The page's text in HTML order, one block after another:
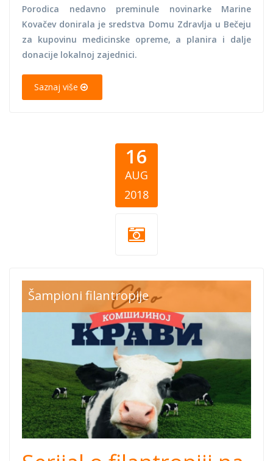
Porodica nedavno preminule novinarke Marine
Kovačev donirala je sredstva Domu Zdravlja u Bečeju
za kupovinu medicinske opreme, a planira i dalje
donacije lokalnoj zajednici.
Saznaj više
16
AUG
2018
Šampioni filantropije